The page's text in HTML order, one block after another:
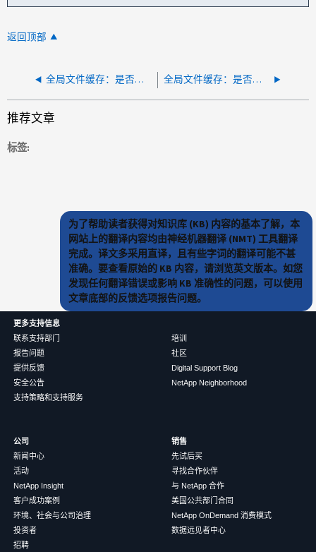
返回顶部
全局文件缓存：是否可以在GFC核心或边缘上执行原位操作系统升级 全局文件缓存：是否可以从FASTShare$共享中删除具有完全控制权限的Everyone组？
推荐文章
标签
为了帮助读者获得对知识库 (KB) 内容的基本了解，本
网站上的翻译内容均由神经机器翻译 (NMT) 工具翻译
完成。译文多采用直译，且有些字词的翻译可能不甚
准确。要查看原始的 KB 内容，请浏览英文版本。如您
发现任何翻译错误或影响 KB 准确性的问题，可以使用
文章底部的反馈选项报告问题。
更多支持信息
联系支持部门
报告问题
提供反馈
安全公告
支持策略和支持服务
培训
社区
Digital Support Blog
NetApp Neighborhood
公司
新闻中心
活动
NetApp Insight
客户成功案例
环境、社会与公司治理
投资者
招聘
销售
先试后买
寻找合作伙伴
与 NetApp 合作
美国公共部门合同
NetApp OnDemand 消费模式
数据远见者中心